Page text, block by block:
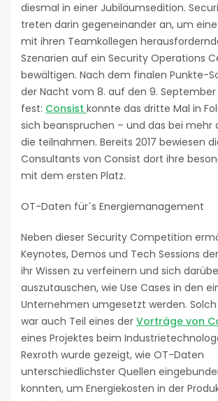
diesmal in einer Jubiläumsedition.
treten darin gegeneinander an, um
mit ihren Teamkollegen
Szenarien auf ein Security Operations
bewältigen. Nach dem finalen Punkte-
der Nacht vom 8. auf den 9.
fest: Consist konnte das dritte Mal in
sich beanspruchen – und das bei mehr
die teilnahmen. Bereits 2017 bewiesen
Consultants von Consist dort ihre
mit dem ersten Platz.
OT-Daten für´s Energiemanagement
Neben dieser Security Competition
Keynotes, Demos und Tech Sessions
ihr Wissen zu verfeinern und sich
auszutauschen, wie Use Cases in den
Unternehmen umgesetzt werden. Solch
war auch Teil eines der Vorträge von
eines Projektes beim
Rexroth wurde gezeigt, wie OT-Daten
unterschiedlichster Quellen
konnten, um Energiekosten in der